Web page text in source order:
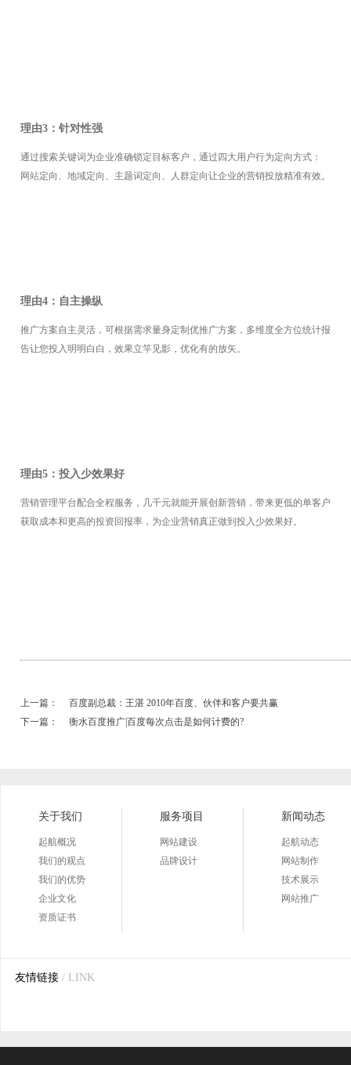
理由3：针对性强
通过搜索关键词为企业准确锁定目标客户，通过四大用户行为定向方式：
网站定向、地域定向、主题词定向、人群定向让企业的营销投放精准有效。
理由4：自主操纵
推广方案自主灵活，可根据需求量身定制优推广方案，多维度全方位统计报
告让您投入明明白白，效果立竿见影，优化有的放矢。
理由5：投入少效果好
营销管理平台配合全程服务，几千元就能开展创新营销，带来更低的单客户
获取成本和更高的投资回报率，为企业营销真正做到投入少效果好。
上一篇：
百度副总裁：王湛 2010年百度、伙伴和客户要共赢
下一篇：
衡水百度推广|百度每次点击是如何计费的?
关于我们
起航概况
我们的观点
我们的优势
企业文化
资质证书
服务项目
网站建设
品牌设计
新闻动态
起航动态
网站制作
技术展示
网站推广
友情链接 / LINK